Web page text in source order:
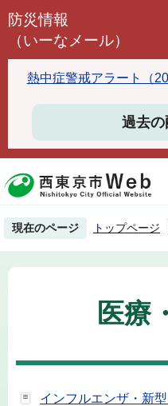
こ
頭
で
防災情報
（いーなメール）
熱中症警戒アラート（
過去
現在のページ トップページ
医療
インフルエンザ・新